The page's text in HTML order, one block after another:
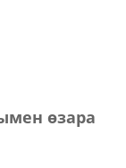
өзара